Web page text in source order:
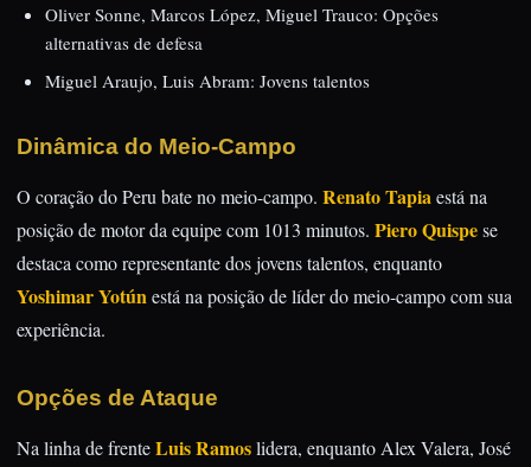
Oliver Sonne, Marcos López, Miguel Trauco: Opções
alternativas de defesa
Miguel Araujo, Luis Abram: Jovens talentos
Dinâmica do Meio-Campo
O coração do Peru bate no meio-campo. Renato Tapiaestá na
posição de motor da equipe com 1013 minutos. Piero Quispese
destaca como representante dos jovens talentos, enquanto
Yoshimar Yotúnestá na posição de líder do meio-campo com sua
experiência.
Opções de Ataque
Na linha de frenteLuis Ramoslidera, enquanto Alex Valera, José